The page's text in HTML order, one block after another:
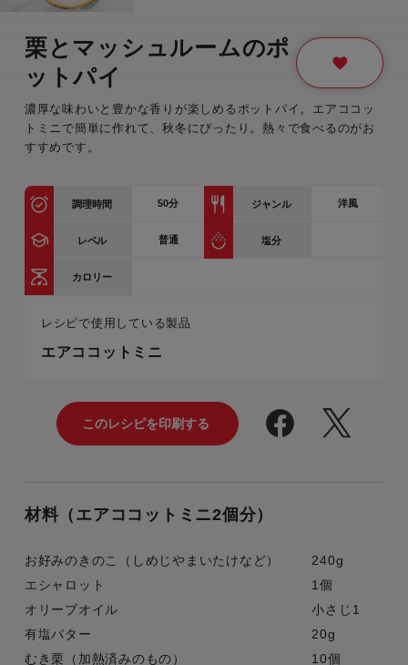
栗とマッシュルームのポ
ットパイ
濃厚な味わいと豊かな香りが楽しめるポットパイ。エアココッ
トミニで簡単に作れて、秋冬にぴったり。熱々で食べるのがお
すすめです。
調理時間 50分 ジャンル 洋風
レベル 普通 塩分
カロリー
レシピで使用している製品
エアココットミニ
材料（エアココットミニ2個分）
お好みのきのこ（しめじやまいたけなど）
240g
エシャロット
1個
オリーブオイル
小さじ1
有塩バター
20g
むき栗（加熱済みのもの）
10個